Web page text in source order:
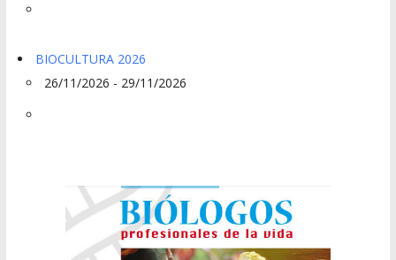
BIOCULTURA 2026
26/11/2026 - 29/11/2026